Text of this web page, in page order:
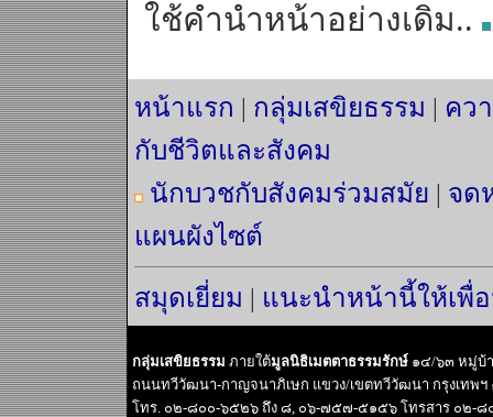
ใช้คำนำหน้าอย่างเดิม..
หน้าแรก | กลุ่มเสขิยธรรม | คว
กับชีวิตและสังคม
นักบวชกับสังคมร่วมสมัย | จด
แผนผังไซต์
สมุดเยี่ยม | แนะนำหน้านี้ให้เพื่
กลุ่มเสขิยธรรม ภายใต้มูลนิธิเมตตาธรรมรักษ์ ๑๔/๖๓ หมู่บ้
ถนนทวีวัฒนา-กาญจนาภิเษก แขวง/เขตทวีวัฒนา กรุงเทพฯ
โทร. ๐๒-๘๐๐-๖๕๒๖ ถึง ๘, ๐๖-๗๕๗-๕๑๕๖ โทรสาร ๐๒-